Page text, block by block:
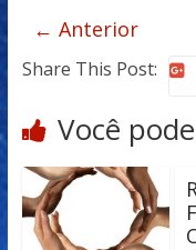
← Anterior
Share This Post:
Você